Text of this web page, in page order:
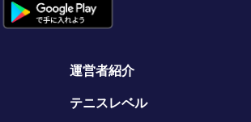
運営者紹介
テニスレベル